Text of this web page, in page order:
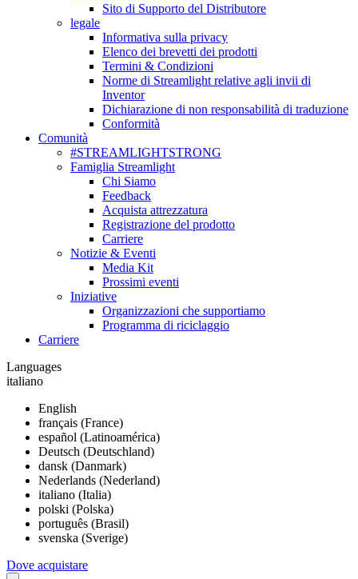
Sito di Supporto del Distributore
legale
Informativa sulla privacy
Elenco dei brevetti dei prodotti
Termini & Condizioni
Norme di Streamlight relative agli invii di
Inventor
Dichiarazione di non responsabilità di traduzione
Conformità
Comunità
#STREAMLIGHTSTRONG
Famiglia Streamlight
Chi Siamo
Feedback
Acquista attrezzatura
Registrazione del prodotto
Carriere
Notizie & Eventi
Media Kit
Prossimi eventi
Iniziative
Organizzazioni che supportiamo
Programma di riciclaggio
Carriere
Languages
italiano
English
français (France)
español (Latinoamérica)
Deutsch (Deutschland)
dansk (Danmark)
Nederlands (Nederland)
italiano (Italia)
polski (Polska)
português (Brasil)
svenska (Sverige)
Dove acquistare